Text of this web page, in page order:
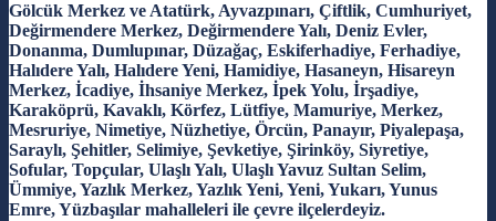
Gölcük Merkez ve Atatürk, Ayvazpınarı, Çiftlik, Cumhuriyet,
Değirmendere Merkez, Değirmendere Yalı, Deniz Evler,
Donanma, Dumlupınar, Düzağaç, Eskiferhadiye, Ferhadiye,
Halıdere Yalı, Halıdere Yeni, Hamidiye, Hasaneyn, Hisareyn
Merkez, İcadiye, İhsaniye Merkez, İpek Yolu, İrşadiye,
Karaköprü, Kavaklı, Körfez, Lütfiye, Mamuriye, Merkez,
Mesruriye, Nimetiye, Nüzhetiye, Örcün, Panayır, Piyalepaşa,
Saraylı, Şehitler, Selimiye, Şevketiye, Şirinköy, Siyretiye,
Sofular, Topçular, Ulaşlı Yalı, Ulaşlı Yavuz Sultan Selim,
Ümmiye, Yazlık Merkez, Yazlık Yeni, Yeni, Yukarı, Yunus
Emre, Yüzbaşılar mahalleleri ile çevre ilçelerdeyiz.